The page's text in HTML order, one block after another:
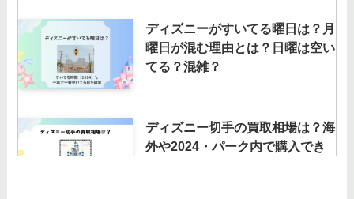
ディズニーがすいてる曜日は？月
曜日が混む理由とは？日曜は空い
てる？混雑？
ディズニー切手の買取相場は？海
外や2024・パーク内で購入でき